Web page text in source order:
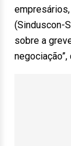
(Sinduscon-
sobre a